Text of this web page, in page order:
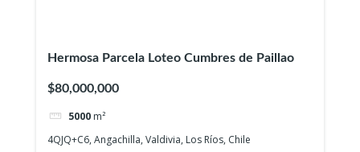
Hermosa Parcela Loteo Cumbres de Paillao
$80,000,000
5000 m²
4QJQ+C6, Angachilla, Valdivia, Los Ríos, Chile